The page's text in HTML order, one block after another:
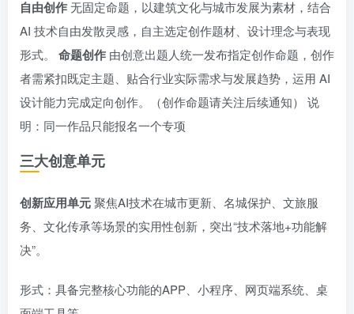
自由创作无固定命题，以建筑文化与城市发展为素材，结合
AI 技术自由发散灵感，自主选定创作题材、设计理念与表现
形式。 命题创作 由创意出题人统一发布指定创作命题，创作
者需紧扣既定主题、贴合行业实际需求与发展趋势，运用 AI
设计能力完成定向创作。（创作命题请关注后续通知） 说
明：同一作品只能报名一个专项
三大创意单元
创新应用单元聚焦AI技术在城市更新、名城保护、文旅服
务、文化传承等场景的实用性创新，突出“技术落地+功能解
决”。
形式：具备完整核心功能的APP、小程序、网页端系统、桌